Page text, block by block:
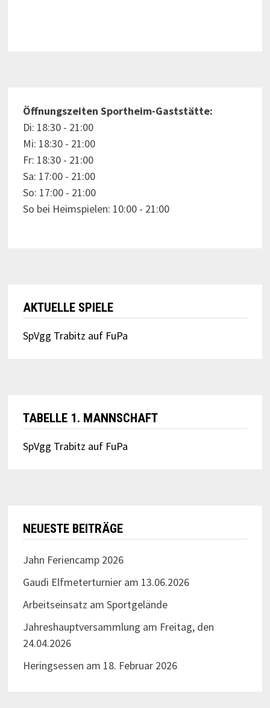
Öffnungszeiten Sportheim-Gaststätte:
Di: 18:30 - 21:00
Mi: 18:30 - 21:00
Fr: 18:30 - 21:00
Sa: 17:00 - 21:00
So: 17:00 - 21:00
So bei Heimspielen: 10:00 - 21:00
AKTUELLE SPIELE
SpVgg Trabitz auf FuPa
TABELLE 1. MANNSCHAFT
SpVgg Trabitz auf FuPa
NEUESTE BEITRÄGE
Jahn Feriencamp 2026
Gaudi Elfmeterturnier am 13.06.2026
Arbeitseinsatz am Sportgelände
Jahreshauptversammlung am Freitag, den
24.04.2026
Heringsessen am 18. Februar 2026